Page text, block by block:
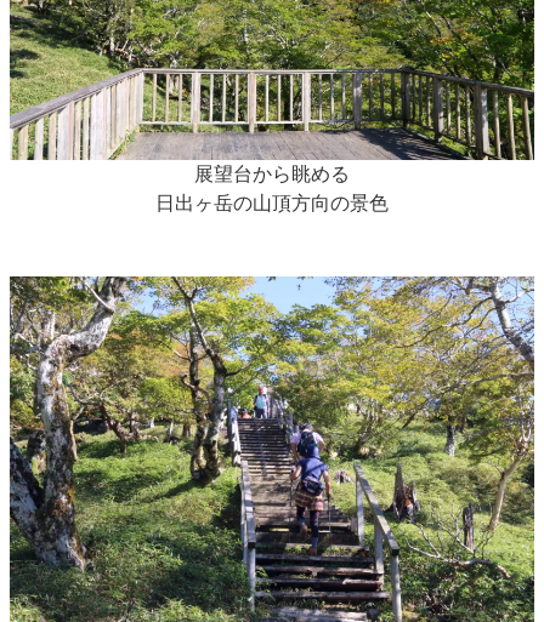
展望台から眺める
日出ヶ岳の山頂方向の景色